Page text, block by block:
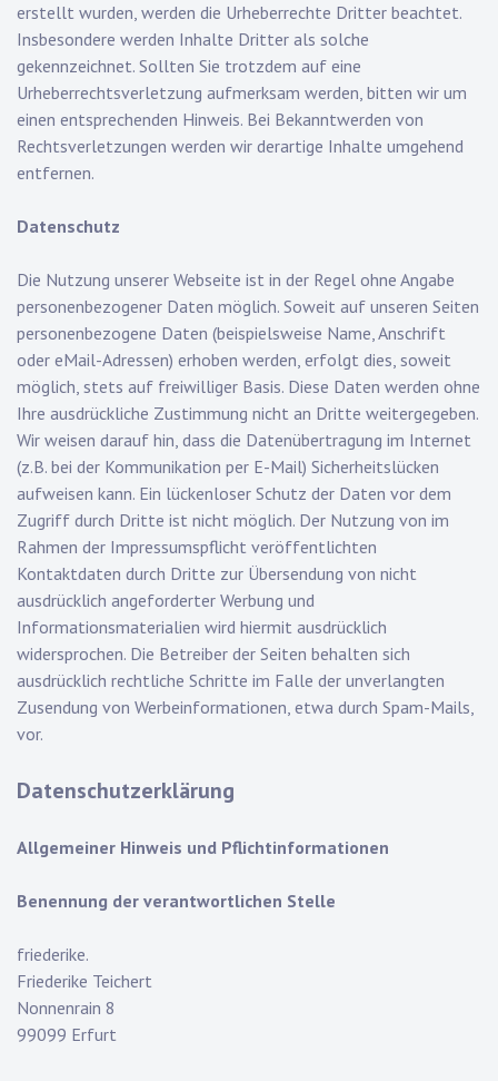
erstellt wurden, werden die Urheberrechte Dritter beachtet.
Insbesondere werden Inhalte Dritter als solche
gekennzeichnet. Sollten Sie trotzdem auf eine
Urheberrechtsverletzung aufmerksam werden, bitten wir um
einen entsprechenden Hinweis. Bei Bekanntwerden von
Rechtsverletzungen werden wir derartige Inhalte umgehend
entfernen.
Datenschutz
Die Nutzung unserer Webseite ist in der Regel ohne Angabe
personenbezogener Daten möglich. Soweit auf unseren Seiten
personenbezogene Daten (beispielsweise Name, Anschrift
oder eMail-Adressen) erhoben werden, erfolgt dies, soweit
möglich, stets auf freiwilliger Basis. Diese Daten werden ohne
Ihre ausdrückliche Zustimmung nicht an Dritte weitergegeben.
Wir weisen darauf hin, dass die Datenübertragung im Internet
(z.B. bei der Kommunikation per E-Mail) Sicherheitslücken
aufweisen kann. Ein lückenloser Schutz der Daten vor dem
Zugriff durch Dritte ist nicht möglich. Der Nutzung von im
Rahmen der Impressumspflicht veröffentlichten
Kontaktdaten durch Dritte zur Übersendung von nicht
ausdrücklich angeforderter Werbung und
Informationsmaterialien wird hiermit ausdrücklich
widersprochen. Die Betreiber der Seiten behalten sich
ausdrücklich rechtliche Schritte im Falle der unverlangten
Zusendung von Werbeinformationen, etwa durch Spam-Mails,
vor.
Datenschutzerklärung
Allgemeiner Hinweis und Pflichtinformationen
Benennung der verantwortlichen Stelle
friederike.
Friederike Teichert
Nonnenrain 8
99099 Erfurt